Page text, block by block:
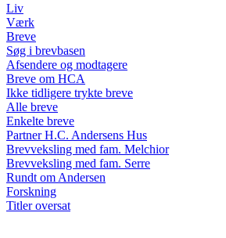
Liv
Værk
Breve
Søg i brevbasen
Afsendere og modtagere
Breve om HCA
Ikke tidligere trykte breve
Alle breve
Enkelte breve
Partner H.C. Andersens Hus
Brevveksling med fam. Melchior
Brevveksling med fam. Serre
Rundt om Andersen
Forskning
Titler oversat